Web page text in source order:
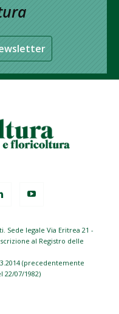
Sede legale Via Eritrea 21 -
al Registro delle
(precedentemente
22/07/1982)